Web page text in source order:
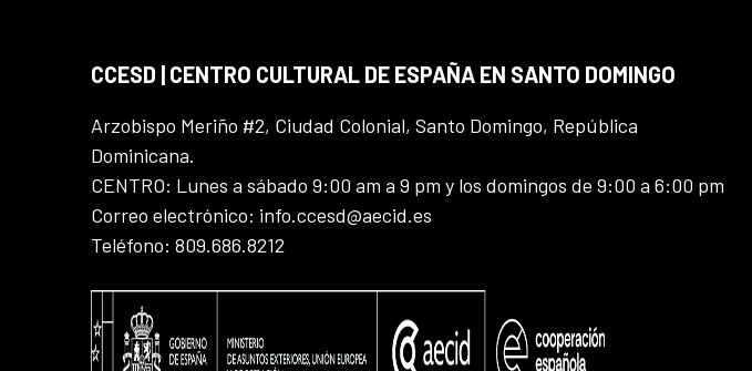
CCESD | CENTRO CULTURAL DE ESPAÑA EN SANTO DOMINGO
Arzobispo Meriño #2, Ciudad Colonial, Santo Domingo, República
Dominicana.
CENTRO: Lunes a sábado 9:00 am a 9 pm y los domingos de 9:00 a 6:00 pm
Correo electrónico: info.ccesd@aecid.es
Teléfono: 809.686.8212